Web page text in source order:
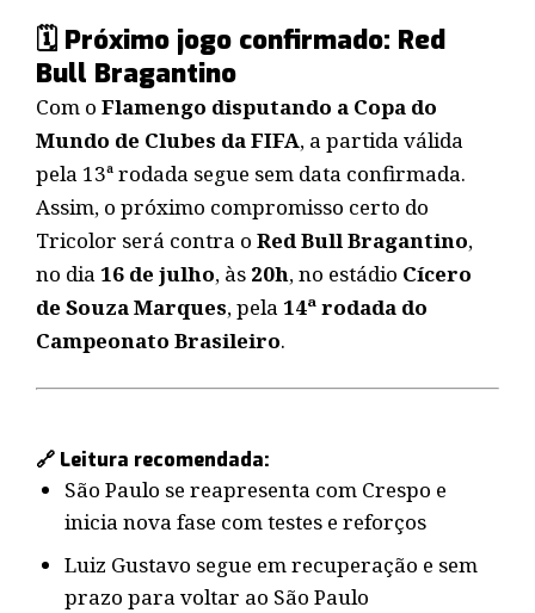
🗓️ Próximo jogo confirmado: Red
Bull Bragantino
Com o Flamengo disputando a Copa do
Mundo de Clubes da FIFA, a partida válida
pela 13ª rodada segue sem data confirmada.
Assim, o próximo compromisso certo do
Tricolor será contra o Red Bull Bragantino,
no dia 16 de julho, às 20h, no estádio Cícero
de Souza Marques, pela 14ª rodada do
Campeonato Brasileiro.
🔗 Leitura recomendada:
São Paulo se reapresenta com Crespo e
inicia nova fase com testes e reforços
Luiz Gustavo segue em recuperação e sem
prazo para voltar ao São Paulo